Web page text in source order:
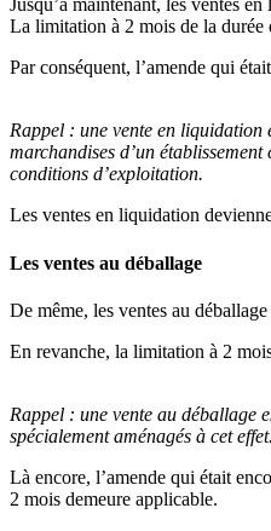
Jusqu’à maintenant, les ventes
La limitation à 2 mois de la durée
Par conséquent, l’amende qui
Rappel : une vente en liquidation
marchandises d’un
conditions d’exploitation.
Les ventes en liquidation
Les ventes au déballage
De même, les ventes au
En revanche, la limitation à 2
Rappel : une vente au déballage
spécialement aménagés à cet effet.
Là encore, l’amende qui était
2 mois demeure applicable.